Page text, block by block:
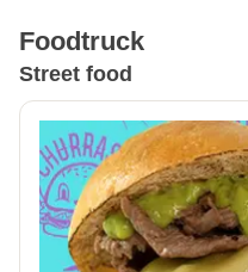
Foodtruck
Street food